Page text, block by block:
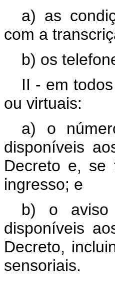
a) as
com a
b) os
II - em
ou virtuais:
a) o
disponíveis
Decreto e, se
ingresso; e
b) o aviso
disponíveis
Decreto,
sensoriais.